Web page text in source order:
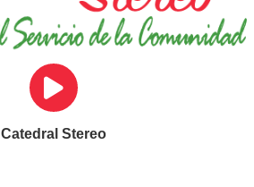
Catedral Stereo